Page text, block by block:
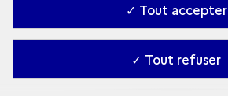
✓ Tout accepter
✓ Tout refuser